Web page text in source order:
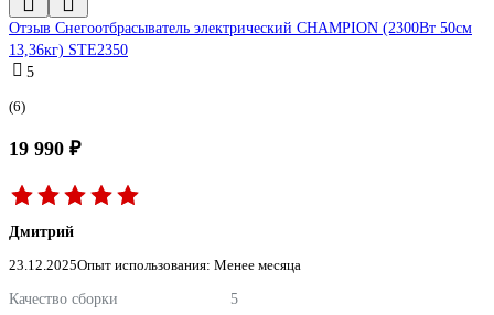
Отзыв Снегоотбрасыватель электрический CHAMPION (2300Вт 50см
13,36кг) STE2350
5
(6)
19 990 ₽
Дмитрий
23.12.2025Опыт использования: Менее месяца
Качество сборки
5